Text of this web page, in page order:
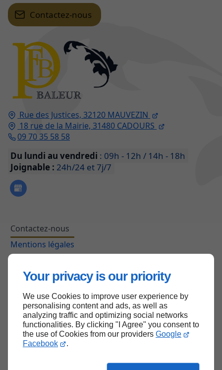
Your privacy is our priority
We use Cookies to improve user experience by
personalising content and ads, as well as
analyzing traffic and optimizing social networks
functionalities. By clicking "I Agree" you consent to
the use of Cookies from our providers Google
Facebook
.
Rue des Justices, 32120 MAUVEZIN
18 rue de la Mairie, 31480 CADOURS
09 70 35 58 58
Du lundi au vendredi : 09h - 12h / 14h - 18h
Joignable : 24h/24 et 7j/7
Contactez-nous
Mentions légales
Contactez-nous
Haut de page